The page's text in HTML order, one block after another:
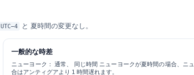
UTC−4 と 夏時間の変更なし 。
一般的な時差
ニューヨーク： 通常、 同じ時間 ニューヨークが夏時間の場合、ニ
合はアンティグアより 1 時間遅れます。